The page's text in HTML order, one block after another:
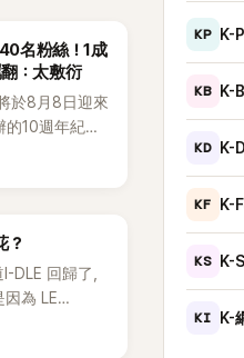
名粉絲！1成
：太敷衍
於8月8日迎來
10週年紀念
看到四人合
？
DLE 回歸了，
為 LE
市場。
KP K-
KB K-
KD K-
KF K-
KS K-
KI K-